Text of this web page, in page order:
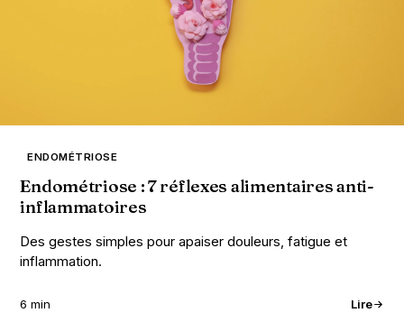
ENDOMÉTRIOSE
Endométriose : 7 réflexes alimentaires anti-
inflammatoires
Des gestes simples pour apaiser douleurs, fatigue et
inflammation.
6 min Lire